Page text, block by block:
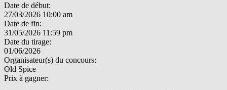
Date de début:
27/03/2026 10:00 am
Date de fin:
31/05/2026 11:59 pm
Date du tirage:
01/06/2026
Organisateur(s) du concours:
Old Spice
Prix à gagner: